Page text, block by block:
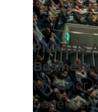
PILATUS
Business.
Mit einer